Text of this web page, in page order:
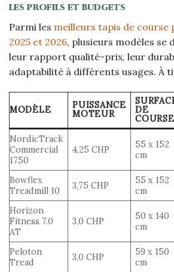
les profils et budgets
Parmi les meilleurs tapis de course
2025 et 2026, plusieurs modèles se
leur rapport qualité-prix, leur
adaptabilité à différents usages. À
MODÈLE
PUISSANCE
MOTEUR
DE
COURSE
NordicTrack
Commercial
1750
4,25 CHP
55 x 152
cm
Bowflex
Treadmill 10
3,75 CHP
55 x 152
cm
Horizon
Fitness 7.0
AT
3,0 CHP
50 x 140
cm
Peloton
Tread
3,0 CHP
59 x 150
cm